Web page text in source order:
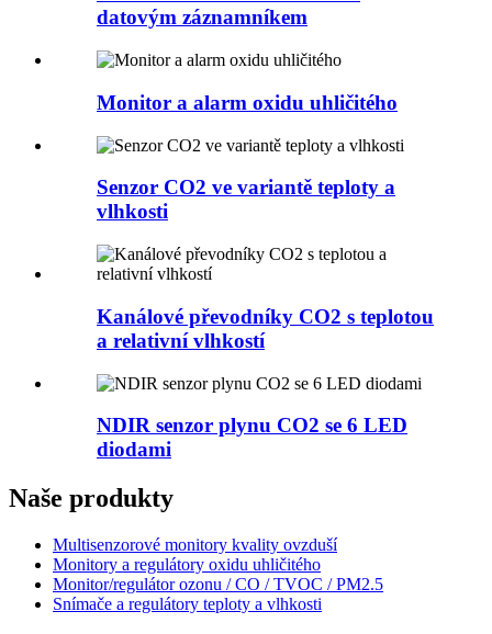
datovým záznamníkem
Monitor a alarm oxidu uhličitého
Senzor CO2 ve variantě teploty a
vlhkosti
Kanálové převodníky CO2 s teplotou
a relativní vlhkostí
NDIR senzor plynu CO2 se 6 LED
diodami
Naše produkty
Multisenzorové monitory kvality ovzduší
Monitory a regulátory oxidu uhličitého
Monitor/regulátor ozonu / CO / TVOC / PM2.5
Snímače a regulátory teploty a vlhkosti